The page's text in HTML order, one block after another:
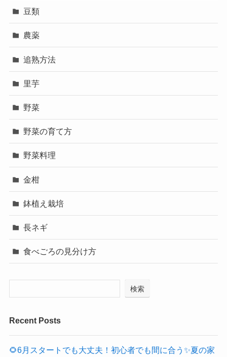
豆類
農薬
追熟方法
里芋
野菜
野菜の育て方
野菜料理
金柑
鉢植え栽培
長ネギ
食べごろの見分け方
検索
Recent Posts
🌻6月スタートでも大丈夫！初心者でも間に合う✨夏の家